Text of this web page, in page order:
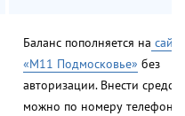
Баланс пополняется на сайте
«М11 Подмосковье» без
авторизации. Внести
можно по номеру телефона